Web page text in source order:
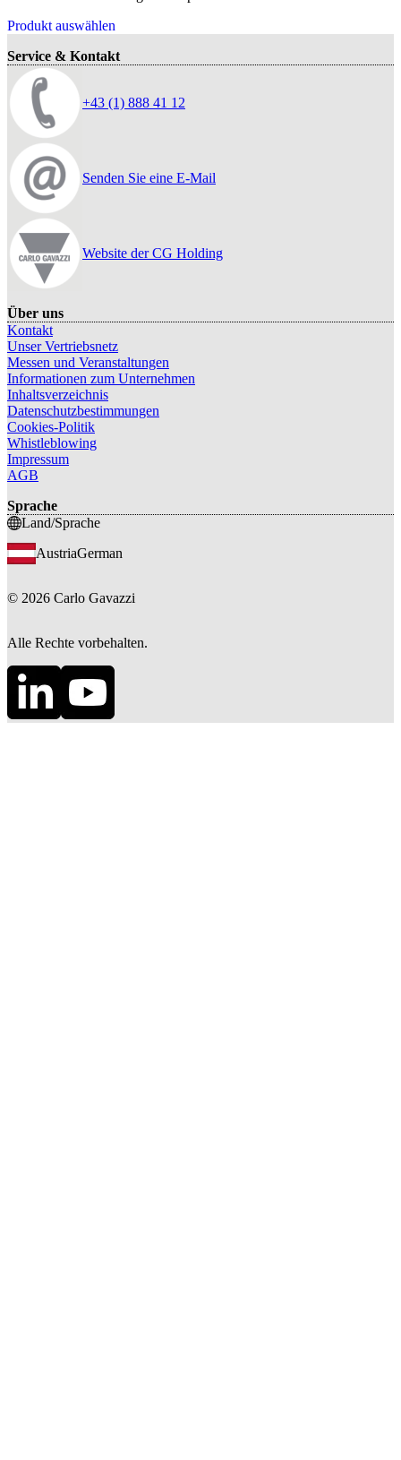
Produkt auswählen
Service & Kontakt
+43 (1) 888 41 12
Senden Sie eine E-Mail
Website der CG Holding
Über uns
Kontakt
Unser Vertriebsnetz
Messen und Veranstaltungen
Informationen zum Unternehmen
Inhaltsverzeichnis
Datenschutzbestimmungen
Cookies-Politik
Whistleblowing
Impressum
AGB
Sprache
Land/Sprache
AustriaGerman
© 2026 Carlo Gavazzi
Alle Rechte vorbehalten.